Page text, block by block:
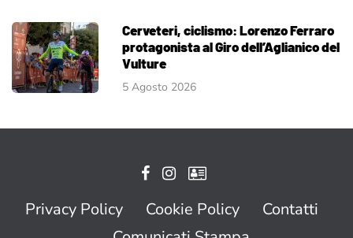
Cerveteri, ciclismo: Lorenzo Ferraro
protagonista al Giro dell’Aglianico del
Vulture
5 Agosto 2026
Privacy Policy Cookie Policy
Contatti